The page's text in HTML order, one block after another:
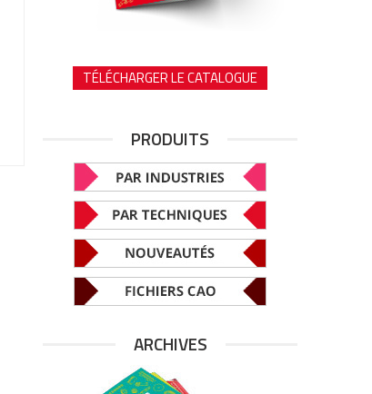
TÉLÉCHARGER LE CATALOGUE
PRODUITS
ARCHIVES